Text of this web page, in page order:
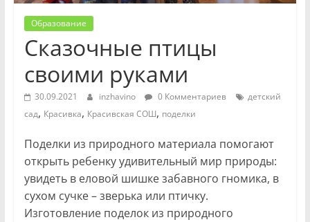
Образование
Сказочные птицы
своими руками
30.09.2021 inzhavino 0 Комментариев
детский
сад, Красивка, Красивская СОШ, поделки
Поделки из природного материала помогают
открыть ребенку удивительный мир природы:
увидеть в еловой шишке забавного гномика, в
сухом сучке – зверька или птичку.
Изготовление поделок из природного